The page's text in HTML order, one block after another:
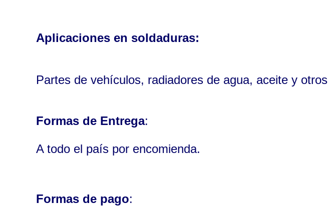
Aplicaciones en soldaduras:
Partes de vehículos, radiadores de agua, aceite y otros
Formas de Entrega:
A todo el país por encomienda.
Formas de pago: